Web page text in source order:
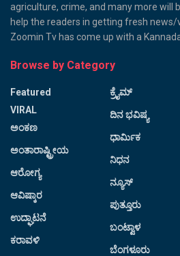
agriculture, crime, and many more will
help the readers in getting fresh
Zoomin Tv has come up with a
Browse by Category
Featured
VIRAL
ಅಂಕಣ
ಅಂತಾರಾಷ್ಟ್ರೀಯ
ಆರೋಗ್ಯ
ಆವಿಷ್ಕಾರ
ಉದ್ಘಾಟನೆ
ಕರಾವಳಿ
ಕ್ರೈಮ್
ದಿನ ಭವಿಷ್ಯ
ಧಾರ್ಮಿಕ
ನಿಧನ
ನ್ಯೂಸ್
ಪುತ್ತೂರು
ಬಂಟ್ವಾಳ
ಬೆಂಗಳೂರು